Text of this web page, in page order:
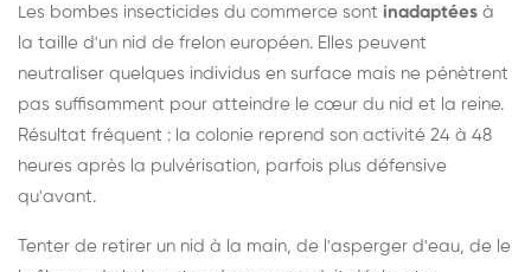
Les bombes insecticides du commerce sont inadaptées à
la taille d'un nid de frelon européen. Elles peuvent
neutraliser quelques individus en surface mais ne pénètrent
pas suffisamment pour atteindre le cœur du nid et la reine.
Résultat fréquent : la colonie reprend son activité 24 à 48
heures après la pulvérisation, parfois plus défensive
qu'avant.
Tenter de retirer un nid à la main, de l'asperger d'eau, de le